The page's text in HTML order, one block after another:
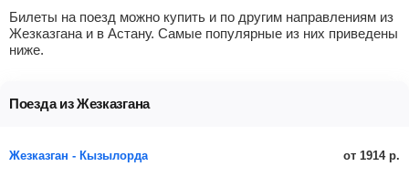
Билеты на поезд можно купить и по другим направлениям из
Жезказгана и в Астану. Самые популярные из них приведены
ниже.
Поезда из Жезказгана
Жезказган - Кызылорда от 1914 р.